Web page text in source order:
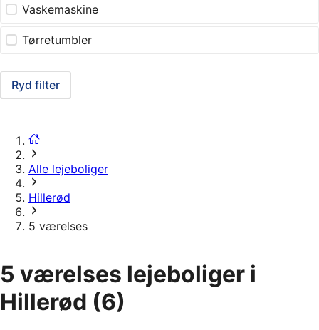
Vaskemaskine
Tørretumbler
Ryd filter
Alle lejeboliger
Hillerød
5 værelses
5 værelses lejeboliger i
Hillerød (6)